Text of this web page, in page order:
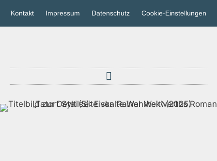
Kontakt Impressum Datenschutz Cookie-Einstellungen